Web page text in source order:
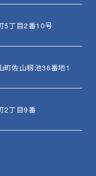
5丁目2番10号
佐山籾池36番地1
2丁目9番